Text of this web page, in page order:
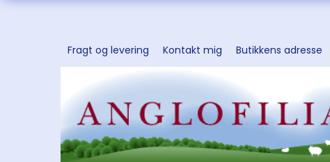
Fragt og levering Kontakt mig Butikkens adresse